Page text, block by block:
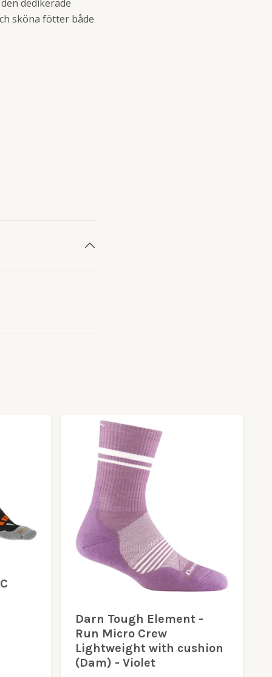
dedikerade
sköna fötter både
Darn Tough Element -
Run Micro Crew
Lightweight with cushion
(Dam) - Violet